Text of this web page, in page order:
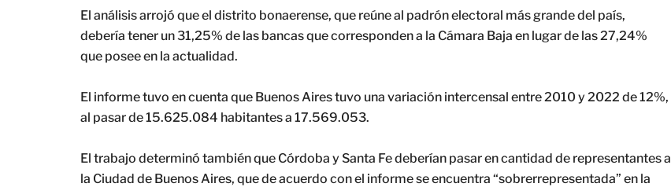
El análisis arrojó que el distrito bonaerense, que reúne al padrón electoral más grande del país,
debería tener un 31,25% de las bancas que corresponden a la Cámara Baja en lugar de las 27,24%
que posee en la actualidad.
El informe tuvo en cuenta que Buenos Aires tuvo una variación intercensal entre 2010 y 2022 de 12%,
al pasar de 15.625.084 habitantes a 17.569.053.
El trabajo determinó también que Córdoba y Santa Fe deberían pasar en cantidad de representantes a
la Ciudad de Buenos Aires, que de acuerdo con el informe se encuentra “sobrerrepresentada” en la